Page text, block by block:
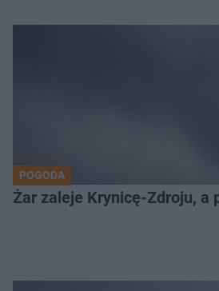
POGODA
Żar zaleje Krynicę-Zdroju,